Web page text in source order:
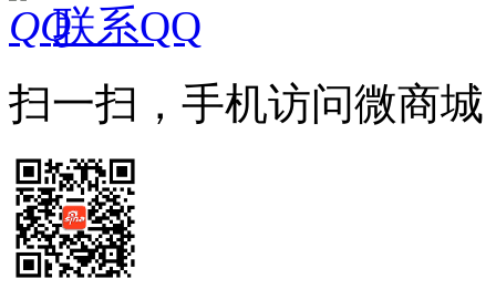
联系QQ
扫一扫，手机访问微商城